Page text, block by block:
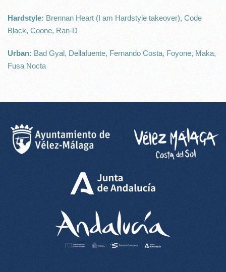
Hardstyle: Brennan Heart (I am Hardstyle takeover), Code
Black, Coone, Ran-D
Urban: Bad Gyal, Dellafuente, Fernando Costa, Foyone, Maka,
Fusa Nocta